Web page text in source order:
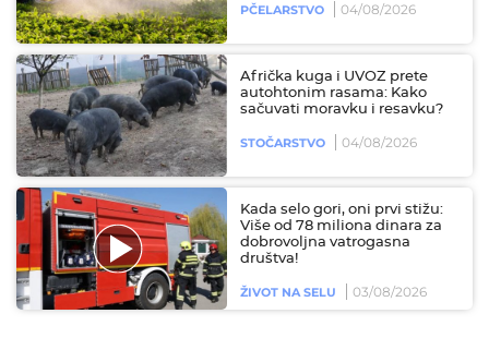
PČELARSTVO 04/08/2026
Afrička kuga i UVOZ prete
autohtonim rasama: Kako
sačuvati moravku i resavku?
STOČARSTVO 04/08/2026
Kada selo gori, oni prvi stižu:
Više od 78 miliona dinara za
dobrovoljna vatrogasna
društva!
ŽIVOT NA SELU 03/08/2026